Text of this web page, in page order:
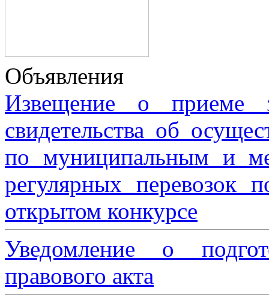
Объявления
Извещение о приеме
свидетельства об
по муниципальным и
регулярных перевозок
открытом конкурсе
Уведомление о
правового акта